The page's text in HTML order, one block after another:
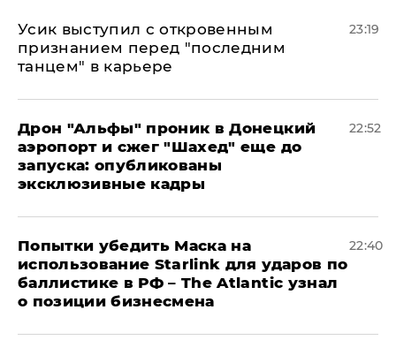
Усик выступил с откровенным
признанием перед "последним
танцем" в карьере
23:19
Дрон "Альфы" проник в Донецкий
аэропорт и сжег "Шахед" еще до
запуска: опубликованы
эксклюзивные кадры
22:52
Попытки убедить Маска на
использование Starlink для ударов по
баллистике в РФ – The Atlantic узнал
о позиции бизнесмена
22:40